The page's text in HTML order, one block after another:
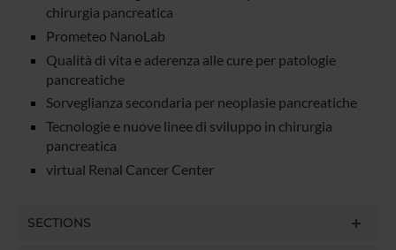
chirurgia pancreatica
Prometeo NanoLab
Qualità di vita e aderenza alle cure per patologie
pancreatiche
Sorveglianza secondaria per neoplasie pancreatiche
Tecnologie e nuove linee di sviluppo in chirurgia
pancreatica
virtual Renal Cancer Center
SECTIONS